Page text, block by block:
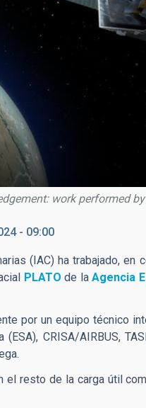
work performed
- 09:00
(IAC) ha trabajado,
PLATO de la Agencia
por un equipo técnico
CRISA/AIRBUS,
el resto de la carga útil